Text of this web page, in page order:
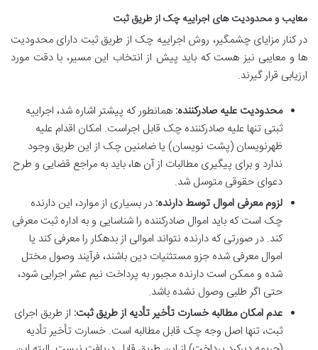
معایب و محدودیت های اجراییه چک از طریق ثبت
در کنار مزایای چشمگیر، روش اجراییه چک از طریق ثبت دارای محدودیت
ها و معایبی نیز هست که باید پیش از انتخاب این مسیر، با دقت مورد
ارزیابی قرار گیرند.
محدودیت علیه صادرکننده: همانطور که پیشتر اشاره شد، اجراییه
ثبتی تنها علیه صادرکننده چک قابل اجراست. امکان اقدام علیه
ظهرنویسان (پشت نویسان) یا ضامنین چک از این طریق وجود
ندارد و برای پیگیری مطالبات از آن ها، باید به مراجع قضایی و طرح
دعوای حقوقی متوسل شد.
لزوم معرفی اموال توسط دارنده: در بسیاری از موارد، این دارنده
چک است که باید اموال صادرکننده را شناسایی و به اداره ثبت معرفی
کند. در صورتی که دارنده نتواند اموالی از بدهکار را معرفی کند یا
اموال معرفی شده جزو مستثنیات دین باشند، فرآیند وصول مختل
شده و ممکن است دارنده مجبور به پرداخت نیم عشر اجرایی شود،
حتی اگر طلبی وصول نشده باشد.
عدم امکان مطالبه خسارت تأخیر تأدیه از طریق ثبت: از طریق اجرای
ثبت، تنها اصل وجه چک قابل مطالبه است. خسارت تأخیر تأدیه